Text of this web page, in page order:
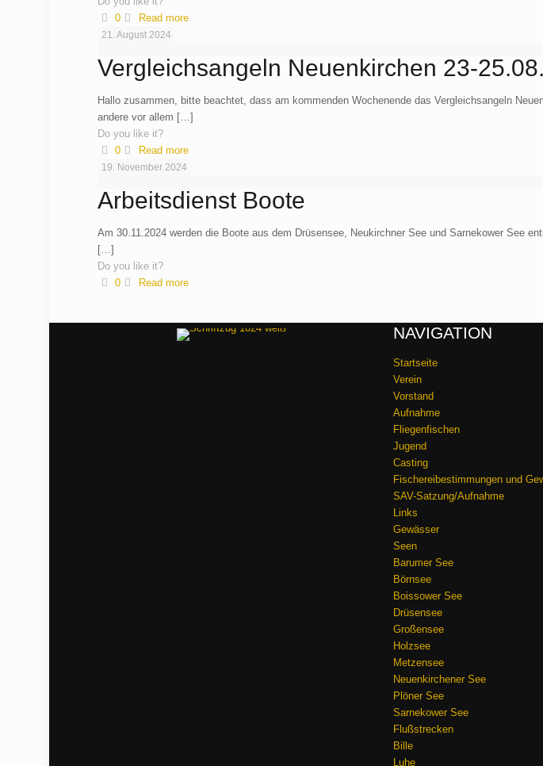
0
Read more
21. August 2024
Vergleichsangeln Neuenkirchen 23-
Hallo zusammen, bitte beachtet, dass am kommenden Wochenende das Vergleichsangeln
andere vor allem […]
Do you like it?
0
Read more
19. November 2024
Arbeitsdienst Boote
Am 30.11.2024 werden die Boote aus dem Drüsensee, Neukirchner See und Sarnekower See
[…]
Do you like it?
0
Read more
NAVIGATION
Startseite
Verein
Vorstand
Aufnahme
Fliegenfischen
Jugend
Casting
Fischereibestimmungen und
SAV-Satzung/Aufnahme
Links
Gewässer
Seen
Barumer See
Börnsee
Boissower See
Drüsensee
Großensee
Holzsee
Metzensee
Neuenkirchener See
Plöner See
Sarnekower See
Flußstrecken
Bille
Luhe